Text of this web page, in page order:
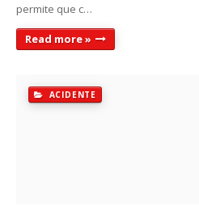
permite que c…
Read more »
ACIDENTE